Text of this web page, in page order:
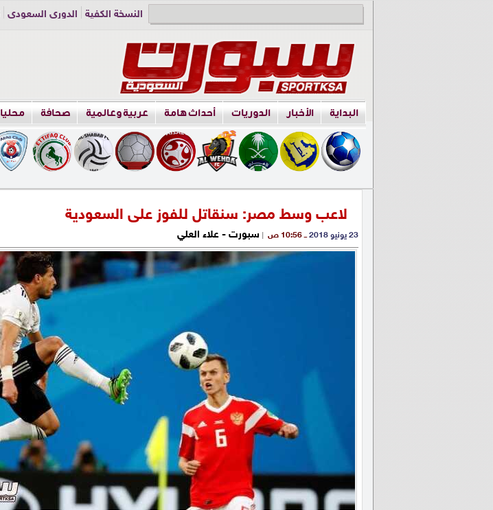
النسخة الكفية الدوري السعودي
البداية الأخبار الدوريات أحداث هامة عربية وعالمية صحافة
لاعب وسط مصر: سنقاتل للفوز على السعودية
23 يونيو 2018 ــ 10:56 ص | سبورت - علاء العلي